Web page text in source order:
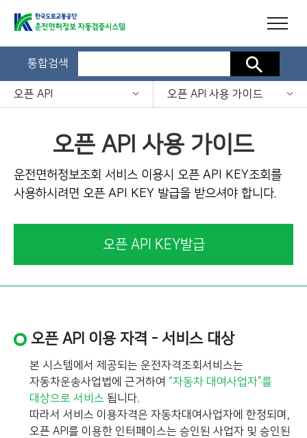
통합검색 검색
오픈 API 오픈 API 사용 가이드
오픈 API 사용 가이드
운전면허정보조회 서비스 이용시 오픈 API KEY조회를
사용하시려면 오픈 API KEY 발급을 받으셔야 합니다.
오픈 API KEY발급
오픈 API 이용 자격 - 서비스 대상
본 시스템에서 제공되는 운전자격조회서비스는
자동차운송사업법에 근거하여 “자동차 대여사업자”를
대상으로 서비스 됩니다.
따라서 서비스 이용자격은 자동차대여사업자에 한정되며,
오픈 API를 이용한 인터페이스는 승인된 사업자 및 승인된